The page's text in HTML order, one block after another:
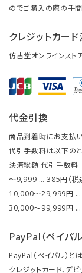
のでご購入の際の手間
クレジットカー
仿古堂オンラインスト
代金引換
商品到着時にお支払い
代引手数料は以下のと
決済総額 代引手数料
～9,999 … 385円（税
10,000～29,999円 …
30,000～99,999円 …
PayPal（ペイパル
PayPal（ペイパル）とは
クレジットカード、デ